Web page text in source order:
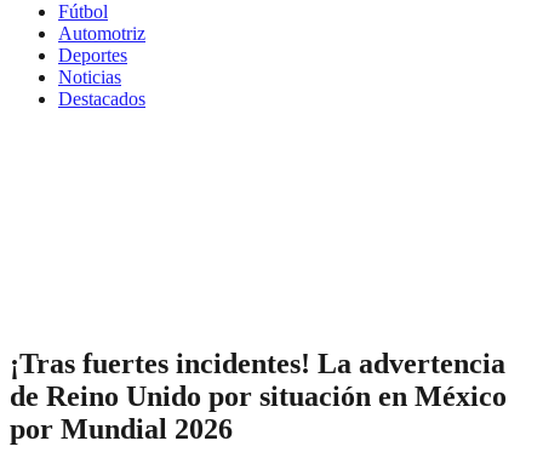
Fútbol
Automotriz
Deportes
Noticias
Destacados
¡Tras fuertes incidentes! La advertencia
de Reino Unido por situación en México
por Mundial 2026